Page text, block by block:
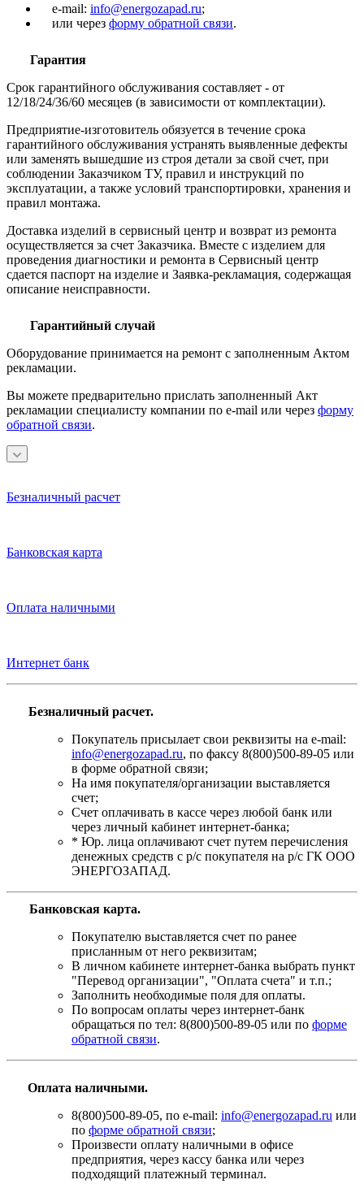
e-mail: info@energozapad.ru;
или через форму обратной связи.
Гарантия
Срок гарантийного обслуживания составляет - от
12/18/24/36/60 месяцев (в зависимости от комплектации).
Предприятие-изготовитель обязуется в течение срока
гарантийного обслуживания устранять выявленные дефекты
или заменять вышедшие из строя детали за свой счет, при
соблюдении Заказчиком ТУ, правил и инструкций по
эксплуатации, а также условий транспортировки, хранения и
правил монтажа.
Доставка изделий в сервисный центр и возврат из ремонта
осуществляется за счет Заказчика. Вместе с изделием для
проведения диагностики и ремонта в Сервисный центр
сдается паспорт на изделие и Заявка-рекламация, содержащая
описание неисправности.
Гарантийный случай
Оборудование принимается на ремонт с заполненным Актом
рекламации.
Вы можете предварительно прислать заполненный Акт
рекламации специалисту компании по e-mail или через форму
обратной связи.
Безналичный расчет
Банковская карта
Оплата наличными
Интернет банк
Безналичный расчет.
Покупатель присылает свои реквизиты на e-mail:
info@energozapad.ru, по факсу 8(800)500-89-05 или
в форме обратной связи;
На имя покупателя/организации выставляется
счет;
Счет оплачивать в кассе через любой банк или
через личный кабинет интернет-банка;
* Юр. лица оплачивают счет путем перечисления
денежных средств с р/с покупателя на р/с ГК ООО
ЭНЕРГОЗАПАД.
Банковская карта.
Покупателю выставляется счет по ранее
присланным от него реквизитам;
В личном кабинете интернет-банка выбрать пункт
"Перевод организации", "Оплата счета" и т.п.;
Заполнить необходимые поля для оплаты.
По вопросам оплаты через интернет-банк
обращаться по тел: 8(800)500-89-05 или по форме
обратной связи.
Оплата наличными.
8(800)500-89-05, по e-mail: info@energozapad.ru или
по форме обратной связи;
Произвести оплату наличными в офисе
предприятия, через кассу банка или через
подходящий платежный терминал.